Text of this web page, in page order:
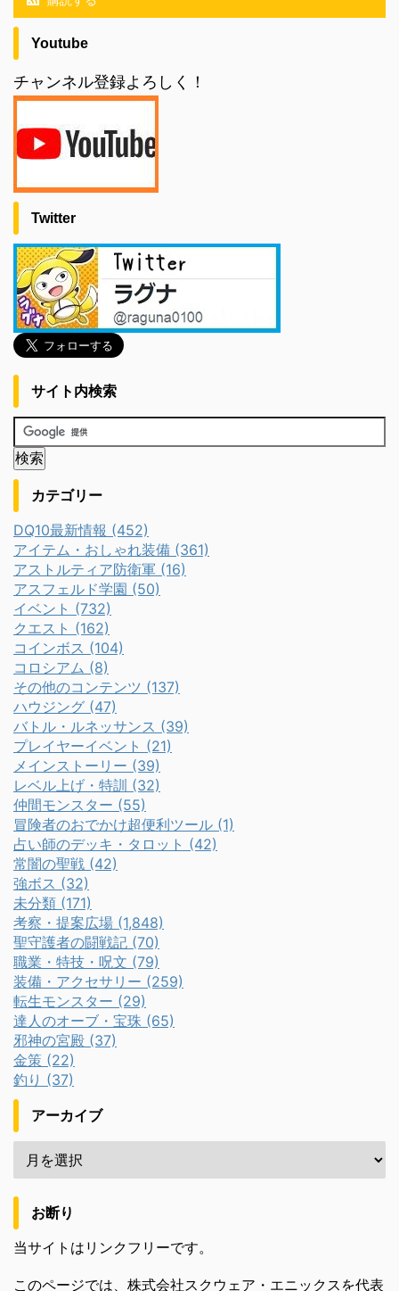
Youtube
チャンネル登録よろしく！
Twitter
サイト内検索
カテゴリー
DQ10最新情報 (452)
アイテム・おしゃれ装備 (361)
アストルティア防衛軍 (16)
アスフェルド学園 (50)
イベント (732)
クエスト (162)
コインボス (104)
コロシアム (8)
その他のコンテンツ (137)
ハウジング (47)
バトル・ルネッサンス (39)
プレイヤーイベント (21)
メインストーリー (39)
レベル上げ・特訓 (32)
仲間モンスター (55)
冒険者のおでかけ超便利ツール (1)
占い師のデッキ・タロット (42)
常闇の聖戦 (42)
強ボス (32)
未分類 (171)
考察・提案広場 (1,848)
聖守護者の闘戦記 (70)
職業・特技・呪文 (79)
装備・アクセサリー (259)
転生モンスター (29)
達人のオーブ・宝珠 (65)
邪神の宮殿 (37)
金策 (22)
釣り (37)
アーカイブ
お断り
当サイトはリンクフリーです。
このページでは、株式会社スクウェア・エニックスを代表